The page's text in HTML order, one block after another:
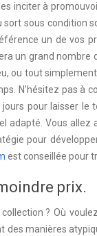
inciter à
sous condition
un de vos
un grand
ou tout
N’hésitez pas à
pour laisser
adapté. Vous
pour
est conseillée pour
prix.
? Où
des manières